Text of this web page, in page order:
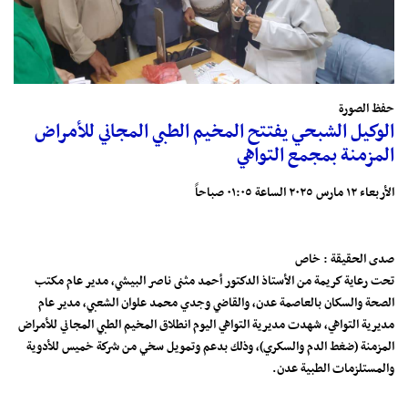
حفظ الصورة
الوكيل الشبحي يفتتح المخيم الطبي المجاني للأمراض
المزمنة بمجمع التواهي
الأربعاء ١٢ مارس ٢٠٢٥ الساعة ٠١:٠٥ صباحاً
صدى الحقيقة : خاص
تحت رعاية كريمة من الأستاذ الدكتور أحمد مثنى ناصر البيشي، مدير عام مكتب
الصحة والسكان بالعاصمة عدن، والقاضي وجدي محمد علوان الشعبي، مدير عام
مديرية التواهي، شهدت مديرية التواهي اليوم انطلاق المخيم الطبي المجاني للأمراض
المزمنة (ضغط الدم والسكري)، وذلك بدعم وتمويل سخي من شركة خميس للأدوية
والمستلزمات الطبية عدن.